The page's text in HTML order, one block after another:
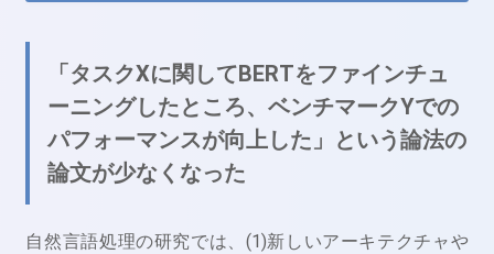
「タスクXに関してBERTをファインチュ
ーニングしたところ、ベンチマークYでの
パフォーマンスが向上した」という論法の
論文が少なくなった
自然言語処理の研究では、(1)新しいアーキテクチャや